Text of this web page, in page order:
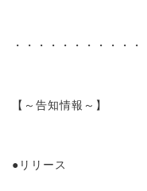
・・・・・・・・・・
【～告知情報～】
●リリース